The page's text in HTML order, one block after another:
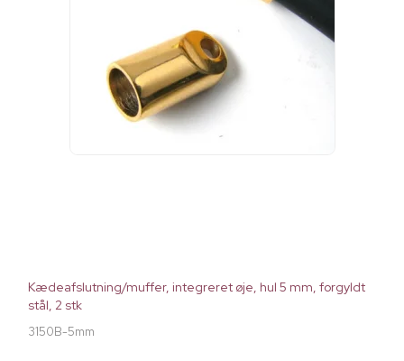
Kædeafslutning/muffer, integreret øje, hul 5 mm, forgyldt
stål, 2 stk
3150B-5mm